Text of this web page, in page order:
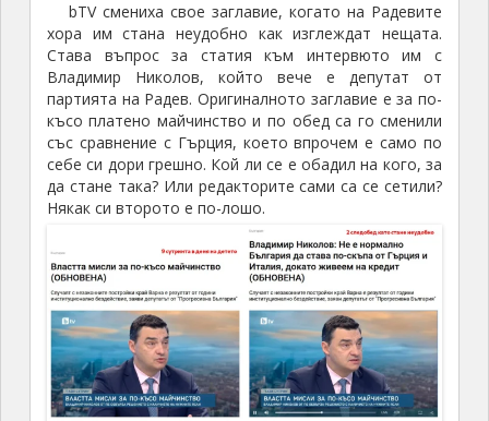
bTV смениха свое заглавие, когато на Радевите
хора им стана неудобно как изглеждат нещата.
Става въпрос за статия към интервюто им с
Владимир Николов, който вече е депутат от
партията на Радев. Оригиналното заглавие е за по-
късо платено майчинство и по обед са го сменили
със сравнение с Гърция, което впрочем е само по
себе си дори грешно. Кой ли се е обадил на кого, за
да стане така? Или редакторите сами са се сетили?
Някак си второто е по-лошо.